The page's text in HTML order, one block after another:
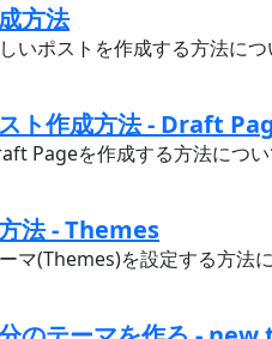
方法
いポストを作成する方法につ
ト作成方法 - Draft
Pageを作成する方法につい
法 - Themes
マ(Themes)を設定する方法